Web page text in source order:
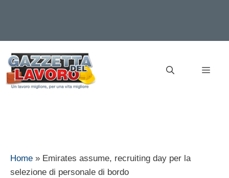
contenuto
Home » Emirates assume, recruiting day per la
selezione di personale di bordo